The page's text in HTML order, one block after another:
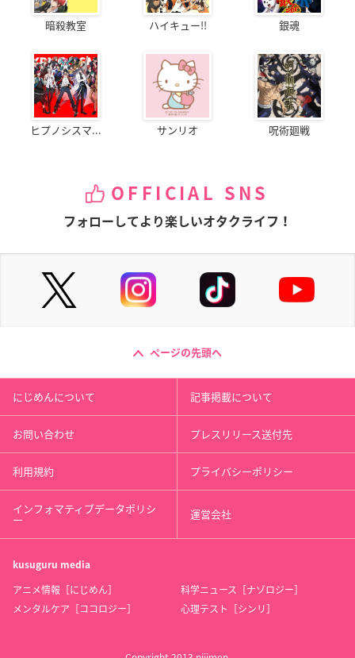
暗殺教室 ハイキュー!! 銀魂
ヒプノシスマ... サンリオ 呪術廻戦
OFFICIAL SNS
フォローしてより楽しいオタクライフ！
ページの先頭へ
にじめんについて 記事掲載について
お問い合わせ プレスリリース送付先
利用規約 プライバシーポリシー
インフォマティブデータポリシ
ー 運営会社
kusuguru media
アニメ情報［にじめん］
科学ニュース［ナゾロジー］
メンタルケア［ココロジー］
心理テスト［シンリ］